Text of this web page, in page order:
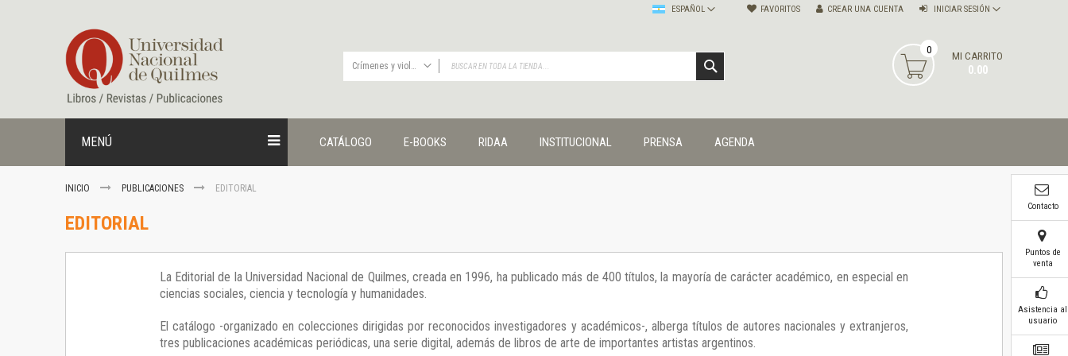
contenido
FAVORITOS INICIAR SESIÓN
CREAR UNA CUENTA
ESPAÑOL
Publicaciones
Editorial
Cuadernos universitarios
Derechos humanos
Ediciones especiales
Géneros
MI CARRITO
0.00
0
MENÚ CATÁLOGO E-BOOKS RIDAA INSTITUCIONAL PRENSA AGENDA
INICIO PUBLICACIONES EDITORIAL
EDITORIAL
La Editorial de la Universidad Nacional de Quilmes, creada en 1996, ha publicado más de 400 títulos, la mayoría de carácter académico, en especial en
ciencias sociales, ciencia y tecnología y humanidades.
El catálogo -organizado en colecciones dirigidas por reconocidos investigadores y académicos-, alberga títulos de autores nacionales y extranjeros,
tres publicaciones académicas periódicas, una serie digital, además de libros de arte de importantes artistas argentinos.
Contacto
Puntos de
venta
Asistencia al
usuario